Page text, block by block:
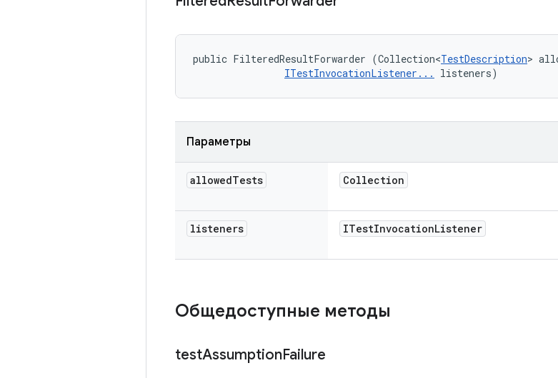
public FilteredResultForwarder (Collection<TestDescription>
ITestInvocationListener...
listeners)
Параметры
allowedTests Collection
listeners ITestInvocationListener
Общедоступные методы
testAssumptionFailure